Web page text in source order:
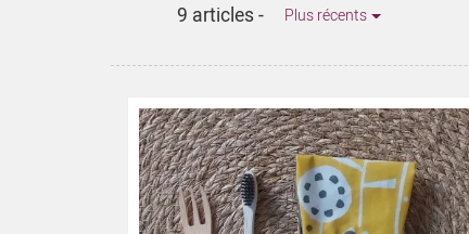
9 articles - Plus récents